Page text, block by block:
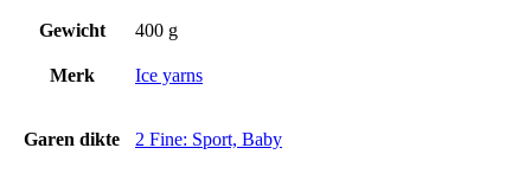
Gewicht 400 g
Merk Ice yarns
Garen dikte 2 Fine: Sport, Baby